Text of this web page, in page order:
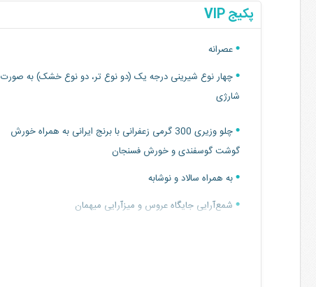
پکیج VIP
عصرانه
چهار نوع شیرینی درجه یک (دو نوع تر، دو نوع خشک) به صورت
شارژی
چلو وزیری 300 گرمی زعفرانی با برنج ایرانی به همراه خورش
گوشت گوسفندی و خورش فسنجان
به همراه سالاد و نوشابه
شمع‌آرایی جایگاه عروس و میزآرایی میهمان